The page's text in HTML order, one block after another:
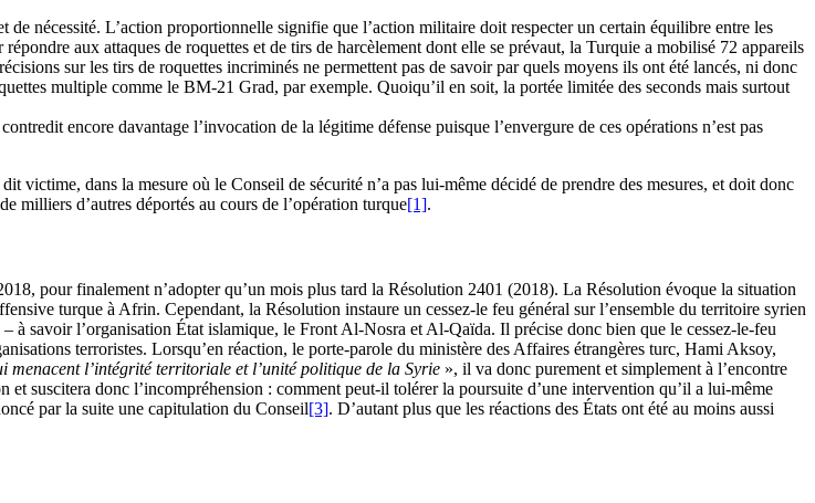
nécessité. L’action proportionnelle signifie que l’action militaire doit respecter un certain équilibre entre les
aux attaques de roquettes et de tirs de harcèlement dont elle se prévaut, la Turquie a mobilisé 72 appareils
sur les tirs de roquettes incriminés ne permettent pas de savoir par quels moyens ils ont été lancés, ni donc
multiple comme le BM-21 Grad, par exemple. Quoiqu’il en soit, la portée limitée des seconds mais surtout
encore davantage l’invocation de la légitime défense puisque l’envergure de ces opérations n’est pas
victime, dans la mesure où le Conseil de sécurité n’a pas lui-même décidé de prendre des mesures, et doit donc
milliers d’autres déportés au cours de l’opération turque[1].
pour finalement n’adopter qu’un mois plus tard la Résolution 2401 (2018). La Résolution évoque la situation
turque à Afrin. Cependant, la Résolution instaure un cessez-le feu général sur l’ensemble du territoire syrien
à savoir l’organisation État islamique, le Front Al-Nosra et Al-Qaïda. Il précise donc bien que le cessez-le-feu
terroristes. Lorsqu’en réaction, le porte-parole du ministère des Affaires étrangères turc, Hami Aksoy,
menacent l’intégrité territoriale et l’unité politique de la Syrie », il va donc purement et simplement à l’encontre
et suscitera donc l’incompréhension : comment peut-il tolérer la poursuite d’une intervention qu’il a lui-même
par la suite une capitulation du Conseil[3]. D’autant plus que les réactions des États ont été au moins aussi